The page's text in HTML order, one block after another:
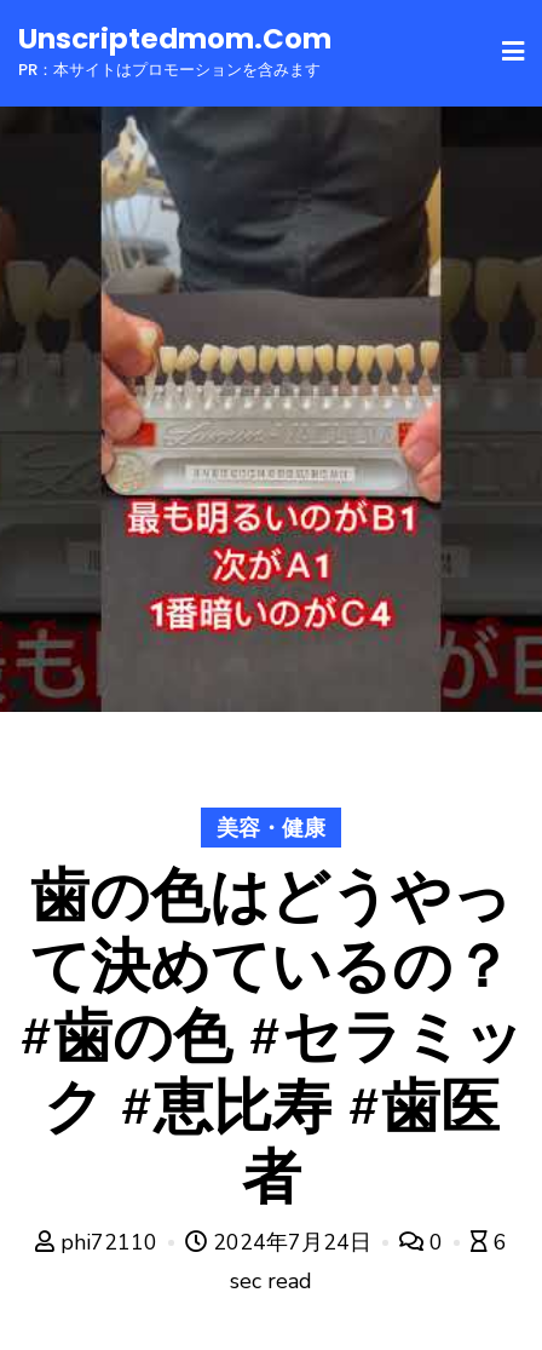
toUnscriptedmom.com
PR：本サイトはプロモーションを含みます
美容・健康
歯の色はどうやっ
て決めているの？
#歯の色 #セラミッ
ク #恵比寿 #歯医
者
phi72110 2024年7月24日 0
6
sec read